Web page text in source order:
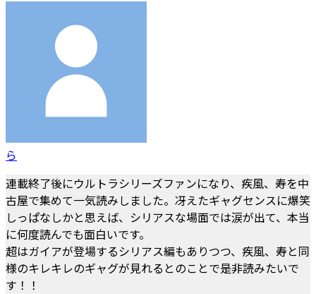
ら
連載終了後にウルトラシリーズファンになり、疾風、寿を中
古屋で集めて一気読みしました。冴えたギャグセンスに爆笑
しっぱなしかと思えば、シリアスな場面では涙が出て、本当
に何度読んでも面白いです。
超はガイアが登場するシリアス編もありつつ、疾風、寿と同
様のキレキレのギャグが見れるとのことで是非読みたいで
す！！